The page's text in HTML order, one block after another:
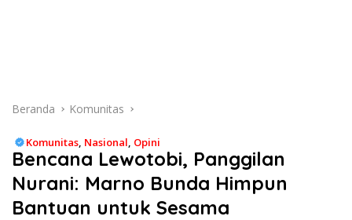
Beranda Komunitas
Komunitas, Nasional, Opini
Bencana Lewotobi, Panggilan
Nurani: Marno Bunda Himpun
Bantuan untuk Sesama